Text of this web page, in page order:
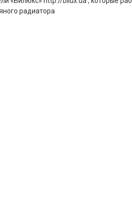
радиатора